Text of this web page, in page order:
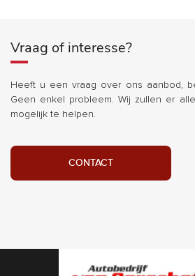
Vraag of interesse?
Heeft u een vraag over ons aanbod,
Geen enkel probleem. Wij zullen er
mogelijk te helpen.
CONTACT